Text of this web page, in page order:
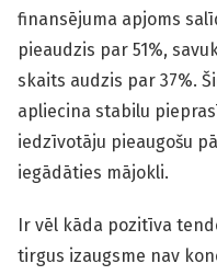
finansējuma apjoms
pieaudzis par 51%,
skaits audzis par 37%.
apliecina stabilu
iedzīvotāju pieaugošu
iegādāties mājokli.
Ir vēl kāda pozitīva
tirgus izaugsme nav